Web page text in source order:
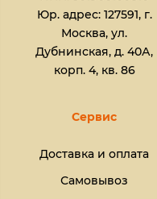
Юр. адрес: 127591, г.
Москва, ул.
Дубнинская, д. 40А,
корп. 4, кв. 86
Сервис
Доставка и оплата
Самовывоз